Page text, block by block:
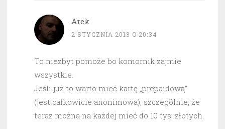
Arek
2 STYCZNIA 2013 O 20:34
To niezbyt pomoże bo komornik zajmie
wszystkie.
Jeśli już to warto mieć kartę „prepaidową”
(jest całkowicie anonimowa), szczególnie, że
teraz można na każdej mieć do 10 tys. złotych.